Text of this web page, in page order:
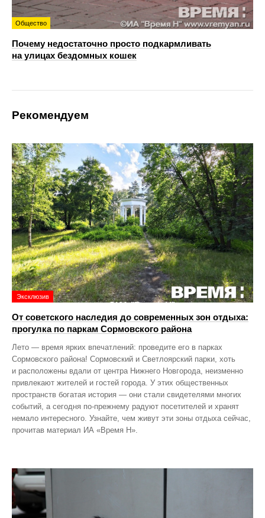
Общество
Почему недостаточно просто подкармливать
на улицах бездомных кошек
Рекомендуем
Эксклюзив
От советского наследия до современных зон отдыха:
прогулка по паркам Сормовского района
Лето — время ярких впечатлений: проведите его в парках
Сормовского района! Сормовский и Светлоярский парки, хоть
и расположены вдали от центра Нижнего Новгорода, неизменно
привлекают жителей и гостей города. У этих общественных
пространств богатая история — они стали свидетелями многих
событий, а сегодня по‑прежнему радуют посетителей и хранят
немало интересного. Узнайте, чем живут эти зоны отдыха сейчас,
прочитав материал ИА «Время Н».